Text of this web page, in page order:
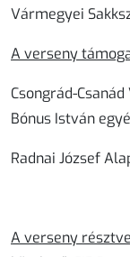
Vármegyei
A verseny
Csongrád-
Bónus István
Radnai József
A verseny